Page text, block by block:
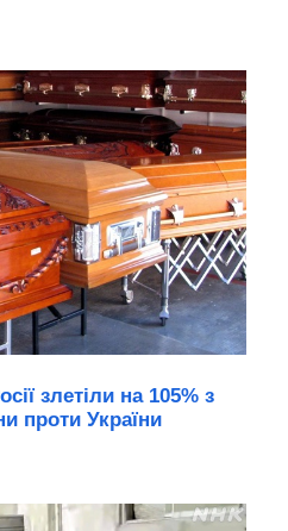
злетіли на 105% з
проти України